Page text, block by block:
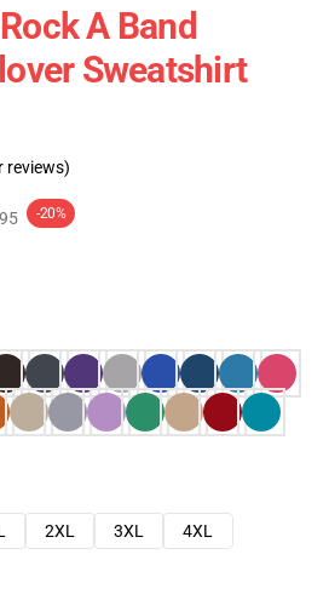
A Band
Sweatshirt
reviews)
-20%
2XL 3XL
4XL